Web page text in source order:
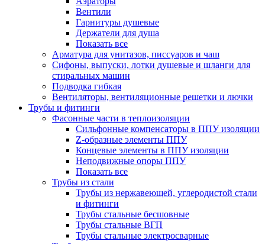
Вентили
Гарнитуры душевые
Держатели для душа
Показать все
Арматура для унитазов, писсуаров и чаш
Сифоны, выпуски, лотки душевые и шланги для
стиральных машин
Подводка гибкая
Вентиляторы, вентиляционные решетки и лючки
Трубы и фитинги
Фасонные части в теплоизоляции
Cильфонные компенсаторы в ППУ изоляции
Z-образные элементы ППУ
Концевые элементы в ППУ изоляции
Неподвижные опоры ППУ
Показать все
Трубы из стали
Трубы из нержавеющей, углеродистой стали
и фитинги
Трубы стальные бесшовные
Трубы стальные ВГП
Трубы стальные электросварные